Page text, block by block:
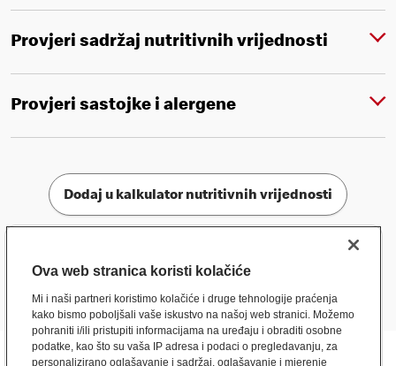
Provjeri sadržaj nutritivnih vrijednosti
Provjeri sastojke i alergene
Dodaj u kalkulator nutritivnih vrijednosti
Ova web stranica koristi kolačiće
Mi i naši partneri koristimo kolačiće i druge tehnologije praćenja
kako bismo poboljšali vaše iskustvo na našoj web stranici. Možemo
pohraniti i/ili pristupiti informacijama na uređaju i obraditi osobne
podatke, kao što su vaša IP adresa i podaci o pregledavanju, za
personalizirano oglašavanje i sadržaj, oglašavanje i mjerenje